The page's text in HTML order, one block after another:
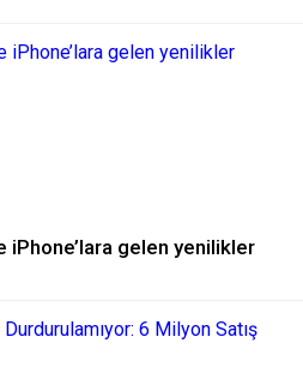
iPhone’lara gelen yenilikler